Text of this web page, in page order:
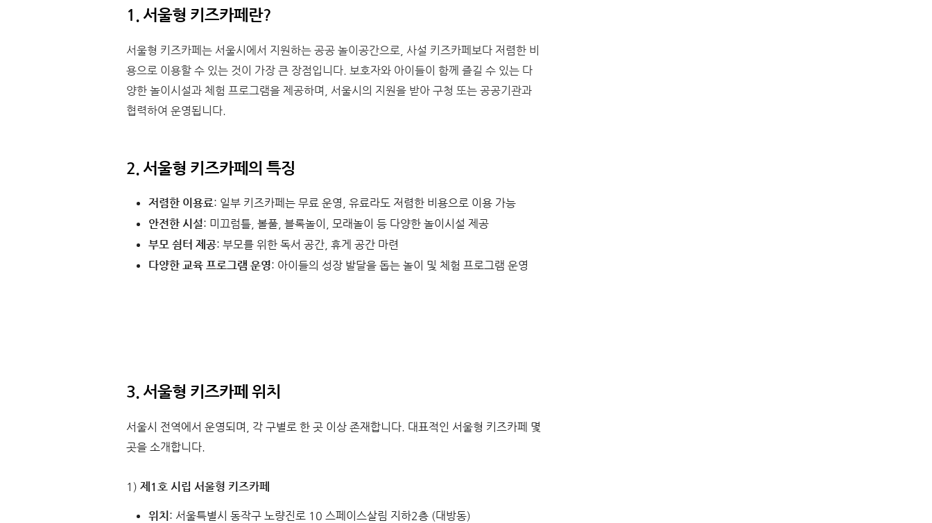
1. 서울형 키즈카페란?
서울형 키즈카페는 서울시에서 지원하는 공공 놀이공간으로, 사설 키즈카페보다 저렴한 비
용으로 이용할 수 있는 것이 가장 큰 장점입니다. 보호자와 아이들이 함께 즐길 수 있는 다
양한 놀이시설과 체험 프로그램을 제공하며, 서울시의 지원을 받아 구청 또는 공공기관과
협력하여 운영됩니다.
2. 서울형 키즈카페의 특징
저렴한 이용료: 일부 키즈카페는 무료 운영, 유료라도 저렴한 비용으로 이용 가능
안전한 시설: 미끄럼틀, 볼풀, 블록놀이, 모래놀이 등 다양한 놀이시설 제공
부모 쉼터 제공: 부모를 위한 독서 공간, 휴게 공간 마련
다양한 교육 프로그램 운영: 아이들의 성장 발달을 돕는 놀이 및 체험 프로그램 운영
3. 서울형 키즈카페 위치
서울시 전역에서 운영되며, 각 구별로 한 곳 이상 존재합니다. 대표적인 서울형 키즈카페 몇
곳을 소개합니다.
1) 제1호 시립 서울형 키즈카페
위치 : 서울특별시 동작구 노량진로 10 스페이스살림 지하2층 (대방동)